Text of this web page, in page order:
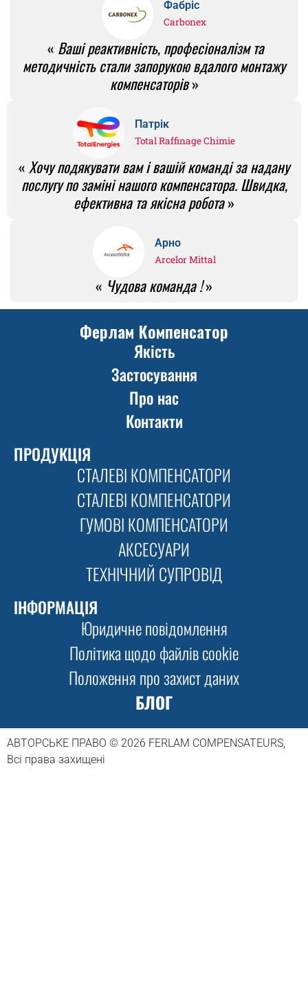
Фабріс
Carbonex
« Ваші реактивність, професіоналізм та
методичність стали запорукою вдалого монтажу
компенсаторів»
Патрік
Total Raffinage Chimie
« Хочу подякувати вам і вашій команді за надану
послугу по заміні нашого компенсатора. Швидка,
ефективна та якісна робота»
Арно
Arcelor Mittal
« Чудова команда !»
Ферлам Компенсатор
Якість
Застосування
Про нас
Контакти
ПРОДУКЦІЯ
СТАЛЕВІ КОМПЕНСАТОРИ
СТАЛЕВІ КОМПЕНСАТОРИ
ГУМОВІ КОМПЕНСАТОРИ
АКСЕСУАРИ
ТЕХНІЧНИЙ СУПРОВІД
ІНФОРМАЦІЯ
Юридичне повідомлення
Політика щодо файлів cookie
Положення про захист даних
БЛОГ
АВТОРСЬКЕ ПРАВО © 2026 FERLAM COMPENSATEURS,
Всі права захищені